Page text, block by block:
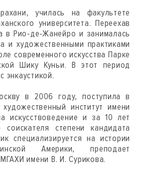
училась на факультете
университета. Переехав
в Рио-де-Жанейро и занималась
и художественными практиками
современного искусства Парке
Шику Куньи. В этот период
энкаустикой.
в 2006 году, поступила в
художественный институт имени
искусствоведение и за 10 лет
степени кандидата
специализируется на истории
Америки, преподает
имени В. И. Сурикова.